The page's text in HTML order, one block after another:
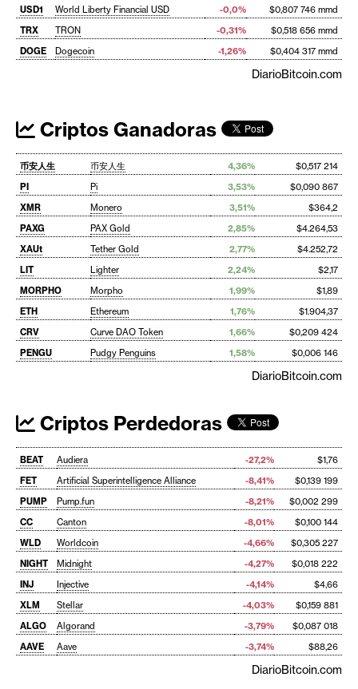
USD1 World Liberty Financial USD -0,0%
$0,807 746 mmd
TRX
TRON -0,31%
$0,518 656 mmd
DOGE
Dogecoin -1,26% $0,404 317 mmd
DiarioBitcoin.com
Criptos Ganadoras
币安人生 币安人生 4,36%
$0,517 214
PI
Pi 3,53%
$0,090 867
XMR
Monero 3,51%
$364,2
PAXG
PAX Gold 2,85%
$4.264,53
XAUt
Tether Gold 2,77%
$4.252,72
LIT
Lighter 2,24%
$2,17
MORPHO
Morpho 1,99%
$1,89
ETH
Ethereum 1,76%
$1.904,37
CRV
Curve DAO Token 1,66%
$0,209 424
PENGU
Pudgy Penguins 1,58% $0,006 146
DiarioBitcoin.com
Criptos Perdedoras
BEAT Audiera -27,2%
$1,76
FET
Artificial Superintelligence Alliance -8,41%
$0,139 199
PUMP
Pump.fun -8,21%
$0,002 299
CC
Canton -8,01%
$0,100 144
WLD
Worldcoin -4,66%
$0,305 227
NIGHT
Midnight -4,27%
$0,018 222
INJ
Injective -4,14%
$4,66
XLM
Stellar -4,03%
$0,159 881
ALGO
Algorand -3,79%
$0,087 018
AAVE
Aave -3,74% $88,26
DiarioBitcoin.com